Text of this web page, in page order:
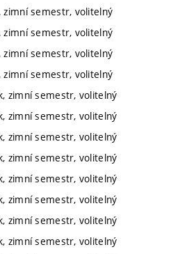
semestr, volitelný
semestr, volitelný
semestr, volitelný
semestr, volitelný
zimní semestr, volitelný
zimní semestr, volitelný
zimní semestr, volitelný
zimní semestr, volitelný
zimní semestr, volitelný
zimní semestr, volitelný
zimní semestr, volitelný
zimní semestr, volitelný